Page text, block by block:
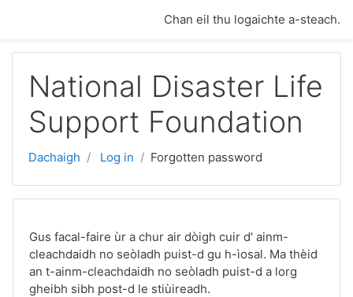
Chan eil thu logaichte a-steach.
National Disaster Life
Support Foundation
Dachaigh Log in Forgotten password
Gus facal-faire ùr a chur air dòigh cuir d' ainm-
cleachdaidh no seòladh puist-d gu h-ìosal. Ma thèid
an t-ainm-cleachdaidh no seòladh puist-d a lorg
gheibh sibh post-d le stiùireadh.